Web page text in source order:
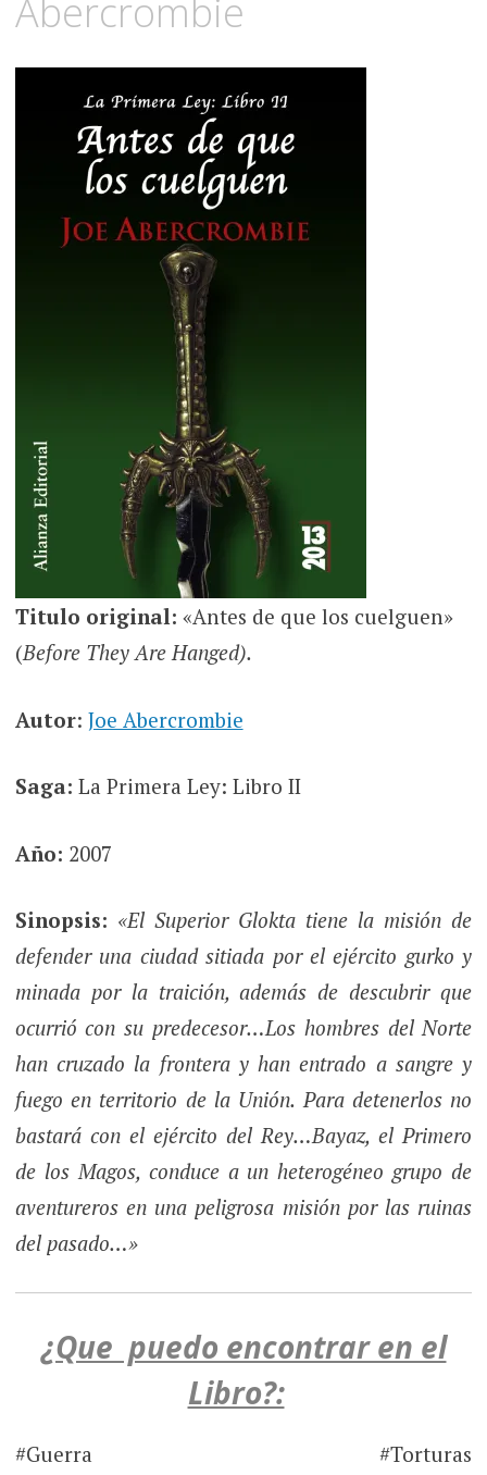
Abercrombie
Titulo original: «Antes de que los cuelguen»
(Before They Are Hanged).
Autor: Joe Abercrombie
Saga: La Primera Ley: Libro II
Año: 2007
Sinopsis: «El Superior Glokta tiene la misión de
defender una ciudad sitiada por el ejército gurko y
minada por la traición, además de descubrir que
ocurrió con su predecesor…Los hombres del Norte
han cruzado la frontera y han entrado a sangre y
fuego en territorio de la Unión. Para detenerlos no
bastará con el ejército del Rey…Bayaz, el Primero
de los Magos, conduce a un heterogéneo grupo de
aventureros en una peligrosa misión por las ruinas
del pasado…»
¿Que puedo encontrar en el
Libro?:
#Guerra #Torturas